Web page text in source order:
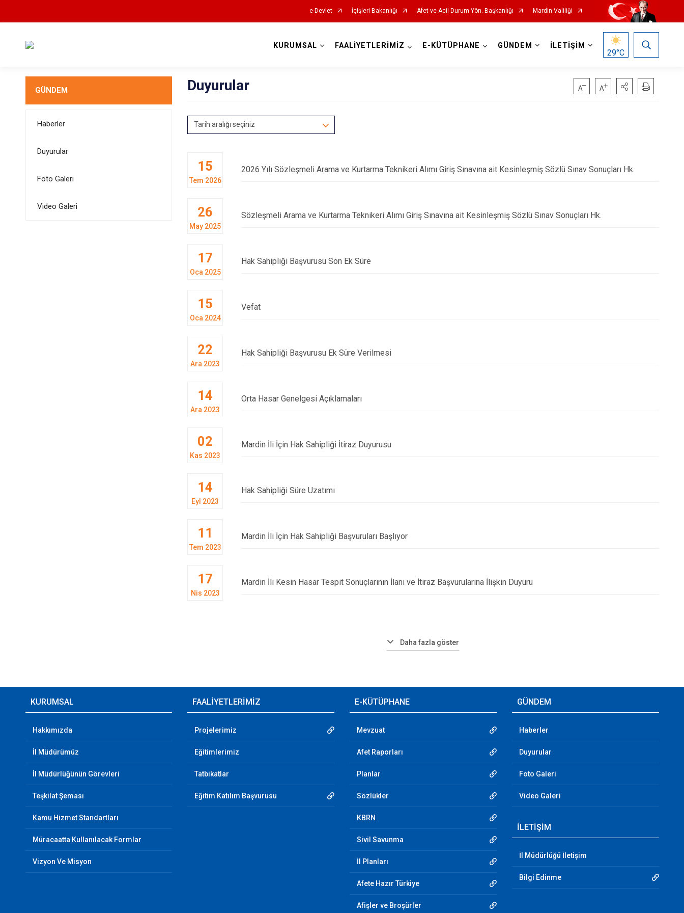
e-Devlet İçişleri Bakanlığı Afet ve Acil Durum Yön. Başkanlığı Mardin Valiliği
KURUMSAL FAALİYETLERİMİZ E-KÜTÜPHANE GÜNDEM İLETİŞİM
29°C
GÜNDEM
Haberler
Duyurular
Foto Galeri
Video Galeri
Duyurular
Tarih aralığı seçiniz
15
Tem 2026
2026 Yılı Sözleşmeli Arama ve Kurtarma Teknikeri Alımı Giriş Sınavına ait Kesinleşmiş Sözlü Sınav Sonuçları Hk.
26
May 2025
Sözleşmeli Arama ve Kurtarma Teknikeri Alımı Giriş Sınavına ait Kesinleşmiş Sözlü Sınav Sonuçları Hk.
17
Oca 2025
Hak Sahipliği Başvurusu Son Ek Süre
15
Oca 2024
Vefat
22
Ara 2023
Hak Sahipliği Başvurusu Ek Süre Verilmesi
14
Ara 2023
Orta Hasar Genelgesi Açıklamaları
02
Kas 2023
Mardin İli İçin Hak Sahipliği İtiraz Duyurusu
14
Eyl 2023
Hak Sahipliği Süre Uzatımı
11
Tem 2023
Mardin İli İçin Hak Sahipliği Başvuruları Başlıyor
17
Nis 2023
Mardin İli Kesin Hasar Tespit Sonuçlarının İlanı ve İtiraz Başvurularına İlişkin Duyuru
Daha fazla göster
KURUMSAL
Hakkımızda
İl Müdürümüz
İl Müdürlüğünün Görevleri
Teşkilat Şeması
Kamu Hizmet Standartları
Müracaatta Kullanılacak Formlar
Vizyon Ve Misyon
FAALİYETLERİMİZ
Projelerimiz
Eğitimlerimiz
Tatbikatlar
Eğitim Katılım Başvurusu
E-KÜTÜPHANE
Mevzuat
Afet Raporları
Planlar
Sözlükler
KBRN
Sivil Savunma
İl Planları
Afete Hazır Türkiye
Afişler ve Broşürler
GÜNDEM
Haberler
Duyurular
Foto Galeri
Video Galeri
İLETİŞİM
İl Müdürlüğü İletişim
Bilgi Edinme